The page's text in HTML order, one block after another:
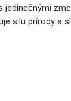
silu prírody